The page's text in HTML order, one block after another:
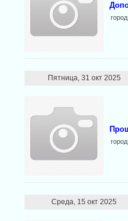
город:
Пятница, 31 окт 2025
город:
Среда, 15 окт 2025